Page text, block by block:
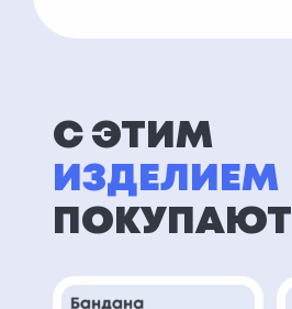
С ЭТИМ
ИЗДЕЛИЕМ
ПОКУПАЮТ